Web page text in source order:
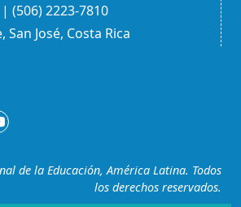
(506) 2223-7810
José, Costa Rica
de la Educación, América Latina. Todos
los derechos reservados.